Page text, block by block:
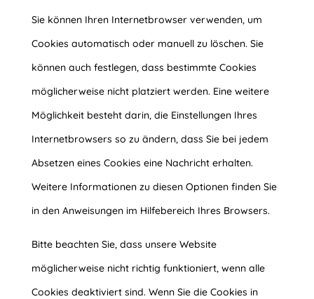
Sie können Ihren Internetbrowser verwenden, um
Cookies automatisch oder manuell zu löschen. Sie
können auch festlegen, dass bestimmte Cookies
möglicherweise nicht platziert werden. Eine weitere
Möglichkeit besteht darin, die Einstellungen Ihres
Internetbrowsers so zu ändern, dass Sie bei jedem
Absetzen eines Cookies eine Nachricht erhalten.
Weitere Informationen zu diesen Optionen finden Sie
in den Anweisungen im Hilfebereich Ihres Browsers.
Bitte beachten Sie, dass unsere Website
möglicherweise nicht richtig funktioniert, wenn alle
Cookies deaktiviert sind. Wenn Sie die Cookies in